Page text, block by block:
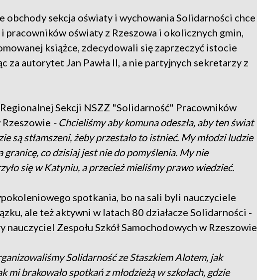
obchody sekcja oświaty i wychowania Solidarności chce
pracowników oświaty z Rzeszowa i okolicznych gmin,
książce, zdecydowali się zaprzeczyć istocie
za autorytet Jan Pawła II, a nie partyjnych sekretarzy z
Regionalnej Sekcji NSZZ "Solidarność" Pracowników
- Chcieliśmy aby komuna odeszła, aby ten świat
są stłamszeni, żeby przestało to istnieć. My młodzi ludzie
granicę, co dzisiaj jest nie do pomyślenia. My nie
się w Katyniu, a przecież mieliśmy prawo wiedzieć.
spotkania, bo na sali byli nauczyciele
ale też aktywni w latach 80 działacze Solidarności -
nauczyciel Zespołu Szkół Samochodowych w Rzeszowie.
Solidarność ze Staszkiem Alotem, jak
mi brakowało spotkań z młodzieżą w szkołach, gdzie